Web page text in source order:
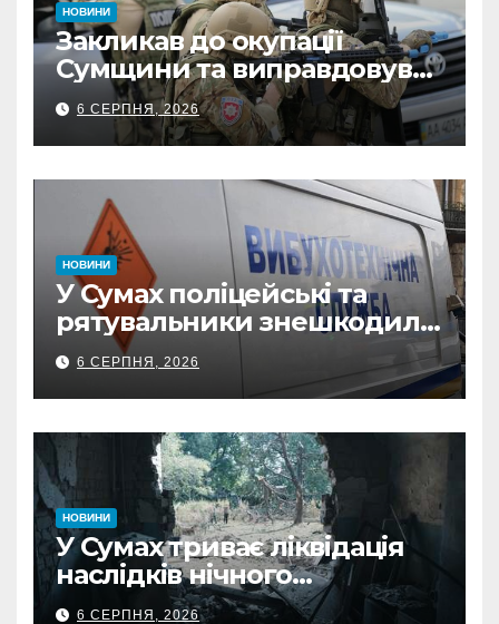
НОВИНИ
Закликав до окупації
Сумщини та виправдовував
обстріли: СБУ викрила
прокремлівського агітатора
з Охтирки
6 СЕРПНЯ, 2026
НОВИНИ
У Сумах поліцейські та
рятувальники знешкодили
500-кілограмову авіабомбу
росіян
6 СЕРПНЯ, 2026
НОВИНИ
У Сумах триває ліквідація
наслідків нічного
масованого удару КАБами
6 СЕРПНЯ, 2026